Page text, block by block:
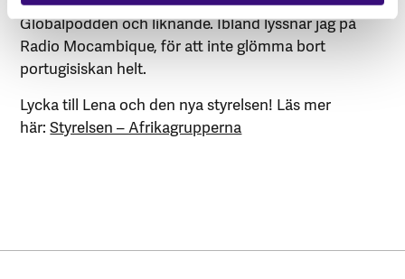
Globalpodden och liknande. Ibland lyssnar jag på
Radio Mocambique, för att inte glömma bort
portugisiskan helt.
Lycka till Lena och den nya styrelsen! Läs mer
här:Styrelsen – Afrikagrupperna